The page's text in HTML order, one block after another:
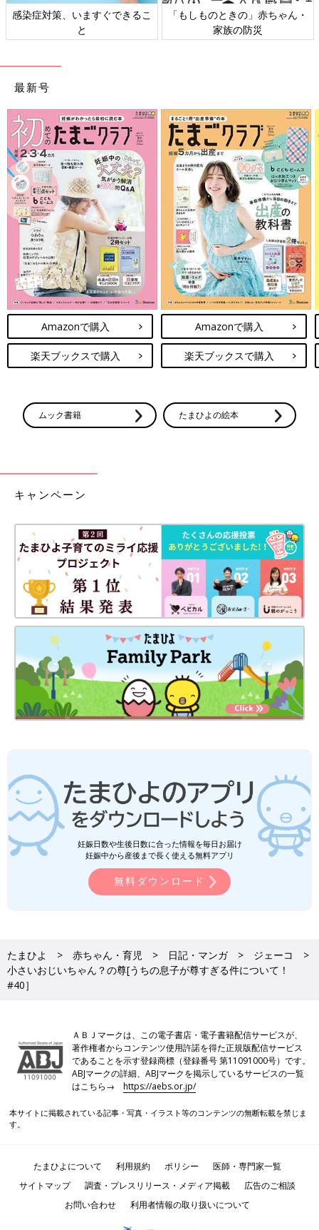
感染症対策、いますぐできるこ
と
「もしものときの」赤ちゃん・
家族の防災
最新号
Amazonで購入
楽天ブックスで購入
Amazonで購入
楽天ブックスで購入
ムック書籍 たまひよの絵本
キャンペーン
妊娠日数や生後日数に合った情報を毎日お届け
妊娠中から産後まで長く使える無料アプリ
無料ダウンロード
たまひよ 赤ちゃん・育児 日記・マンガ
ジェーコ
小さいおじいちゃん？の尊[うちの息子が尊すぎる件について！
#40］
ＡＢＪマークは、この電子書店・電子書籍配信サービスが、
著作権者からコンテンツ使用許諾を得た正規版配信サービス
であることを示す登録商標（登録番号 第11091000号）です。
ABJマークの詳細、ABJマークを掲示しているサービスの一覧
はこちら→https://aebs.or.jp/
本サイトに掲載されている記事・写真・イラスト等のコンテンツの無断転載を禁じま
す。
たまひよについて 利用規約 ポリシー
医師・専門家一覧
サイトマップ
調査・プレスリリース・メディア掲載
広告のご相談
お問い合わせ
利用者情報の取り扱いについて